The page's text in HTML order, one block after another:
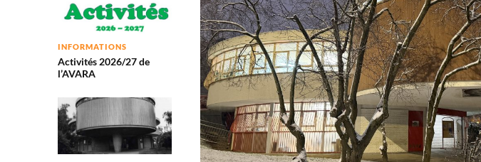
INFORMATIONS
Activités 2026/27 de
l’AVARA